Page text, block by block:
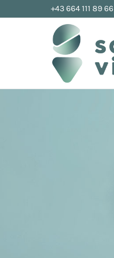
+43 664 111 89 66